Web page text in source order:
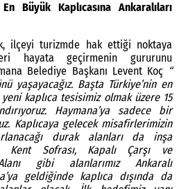
Büyük Kaplıcasına Ankaralıları
ilçeyi turizmde hak ettiği noktaya
hayata geçirmenin gururunu
Belediye Başkanı Levent Koç “
yaşayacağız. Başta Türkiye’nin en
kaplıca tesisimiz olmak üzere 15
Haymana’ya sadece bir
Kaplıcaya gelecek misafirlerimizin
durak alanları da inşa
Kent Sofrası, Kapalı Çarşı ve
gibi alanlarımız Ankaralı
geldiğinde kaplıca dışında da